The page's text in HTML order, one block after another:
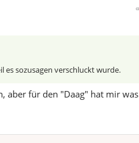
es sozusagen verschluckt wurde.
aber für den "Daag" hat mir was